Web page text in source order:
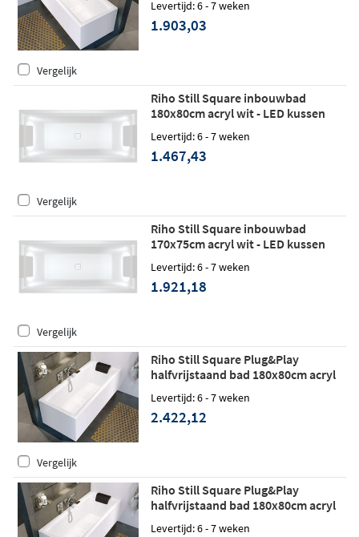
Levertijd: 6 - 7 weken
1.903,03
Vergelijk
Riho Still Square inbouwbad
180x80cm acryl wit - LED kussen
links/rechts
Levertijd: 6 - 7 weken
1.467,43
Vergelijk
Riho Still Square inbouwbad
170x75cm acryl wit - LED kussen
links/rechts - Fall
Levertijd: 6 - 7 weken
1.921,18
Vergelijk
Riho Still Square Plug&Play
halfvrijstaand bad 180x80cm acryl
wit - links - Fall
Levertijd: 6 - 7 weken
2.422,12
Vergelijk
Riho Still Square Plug&Play
halfvrijstaand bad 180x80cm acryl
wit - links
Levertijd: 6 - 7 weken